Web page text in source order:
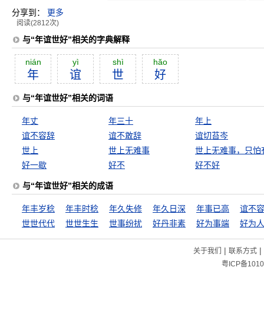
分享到： 更多
阅读(2812次)
与“年谊世好”相关的字典解释
nián
年
yì
谊
shì
世
hăo
好
与“年谊世好”相关的词语
年丈 年三十
年上
谊不容辞
谊不敢辞
谊切苔岑
世上
世上无难事
好一歇
好不 好不好
与“年谊世好”相关的成语
年丰岁稔 年丰时稔 年久失修 年久日深 年事已高
谊不
世世代代
世世生生 世事纷扰 好丹非素 好为事端 好为
关于我们 | 联系方式|
粤ICP备